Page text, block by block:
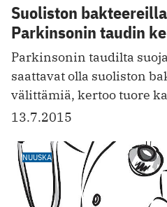
Suoliston
Parkinsonin taudin
Parkinsonin taudilta
saattavat olla suoliston
välittämiä, kertoo tuore
13.7.2015
NUUSKA